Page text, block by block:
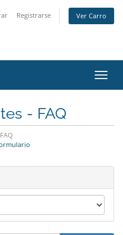
Registrarse Ver Carro
- FAQ